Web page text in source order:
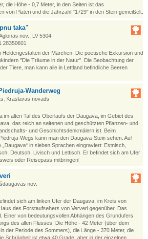
die Höhe - 0,7 Meter, in den Seiten ist das
von Plateri und die Jahrzahl "1729" in den Stein gemeißelt.
taka"
nov., LV 5304
28350601
Heldengestalten der Märchen. Die poetische Exkursion und
"Die Träume in der Natur". Die Beobachtung der
Tiere, man kann alle in Lettland befindliche Beeren
Wanderweg
Krāslavas novads
im alten Tal des Oberlaufs der Daugava, im Gebiet des
das reich an seltenen und geschützten Pflanzen- und
und Geschichtsdenkmälern ist. Beim
Wegs kann man den Daugava-Stein sehen. Auf
in sieben Sprachen eingraviert: Estnisch,
Deutsch, Livisch und Lettisch. Er befindet sich am Ufer
oder Reisepass mitbringen!
nov.
sich am linken Ufer der Daugava, im Kreis von
des Forstaufsehers von Ververi gegenüber. Das
Einer von bedeutungsvollen Abhängen des Grundufers
des allen Flusses. Die Höhe - 42 Meter (über dem
der Periode des Sommers), die Länge - 370 Meter, die
Schrägheit ist etwa 40 Grade, aber in der einzelnen